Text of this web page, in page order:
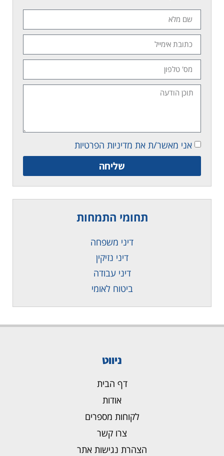
אני מאשר/ת את מדיניות הפרטיות
שליחה
תחומי התמחות
דיני משפחה
דיני נזיקין
דיני עבודה
ביטוח לאומי
ניווט
דף הבית
אודות
לקוחות מספרים
צרו קשר
הצהרת נגישות אתר